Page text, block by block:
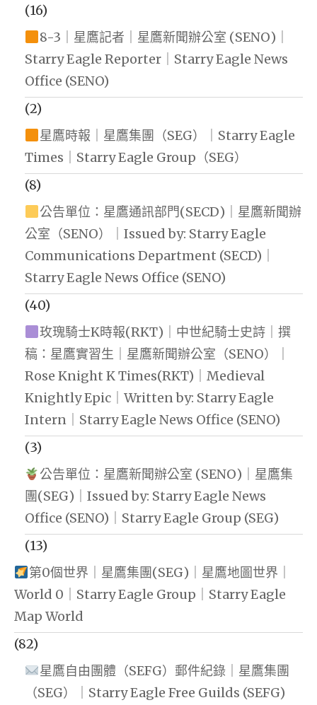
(16)
8-3｜星鷹記者｜星鷹新聞辦公室 (SENO)｜
Starry Eagle Reporter｜Starry Eagle News
Office (SENO)
(2)
星鷹時報｜星鷹集團（SEG）｜Starry Eagle
Times｜Starry Eagle Group（SEG）
(8)
公告單位：星鷹通訊部門(SECD)｜星鷹新聞辦
公室（SENO）｜Issued by: Starry Eagle
Communications Department (SECD)｜
Starry Eagle News Office (SENO)
(40)
玫瑰騎士K時報(RKT)｜中世紀騎士史詩｜撰
稿：星鷹實習生｜星鷹新聞辦公室（SENO）｜
Rose Knight K Times(RKT)｜Medieval
Knightly Epic｜Written by: Starry Eagle
Intern｜Starry Eagle News Office (SENO)
(3)
公告單位：星鷹新聞辦公室 (SENO)｜星鷹集
團(SEG)｜Issued by: Starry Eagle News
Office (SENO)｜Starry Eagle Group (SEG)
(13)
第0個世界｜星鷹集團(SEG)｜星鷹地圖世界｜
World 0｜Starry Eagle Group｜Starry Eagle
Map World
(82)
星鷹自由團體（SEFG）郵件紀錄｜星鷹集團
（SEG）｜Starry Eagle Free Guilds (SEFG)